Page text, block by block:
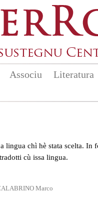
Associu Literatura
lingua chì hè stata scelta. In
cù issa lingua.
Marco